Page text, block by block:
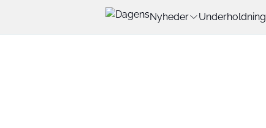
Nyheder Underholdning